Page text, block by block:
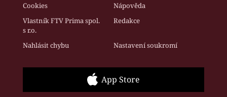
Cookies
Nápověda
Vlastník FTV Prima spol.
s r.o.
Redakce
Nahlásit chybu Nastavení soukromí
App Store